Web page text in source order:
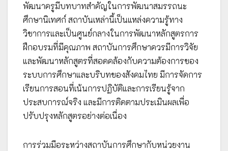
พัฒนาครูมีบทบาทสำคัญในการพัฒนาสมรรถนะ
ศึกษานิเทศก์ สถาบันเหล่านี้เป็นแหล่งความรู้ทาง
วิชาการและเป็นศูนย์กลางในการพัฒนาหลักสูตรการ
ฝึกอบรมที่มีคุณภาพ สถาบันการศึกษาควรมีการวิจัย
และพัฒนาหลักสูตรที่สอดคล้องกับความต้องการของ
ระบบการศึกษาและบริบทของสังคมไทย มีการจัดการ
เรียนการสอนที่เน้นการปฏิบัติและการเรียนรู้จาก
ประสบการณ์จริง และมีการติดตามประเมินผลเพื่อ
ปรับปรุงหลักสูตรอย่างต่อเนื่อง
การร่วมมือระหว่างสถาบันการศึกษากับหน่วยงาน